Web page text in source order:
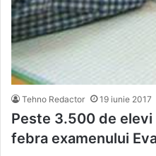
Tehno Redactor 19 iunie 2017
Peste 3.500 de
febra examenului